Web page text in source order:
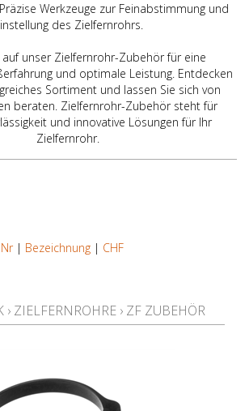
Werkzeuge zur Feinabstimmung und
des Zielfernrohrs.
auf unser Zielfernrohr-Zubehör für eine
und optimale Leistung. Entdecken
Sortiment und lassen Sie sich von
beraten. Zielfernrohr-Zubehör steht für
und innovative Lösungen für Ihr
Zielfernrohr.
| Bezeichnung | CHF
› ZIELFERNROHRE › ZF ZUBEHÖR